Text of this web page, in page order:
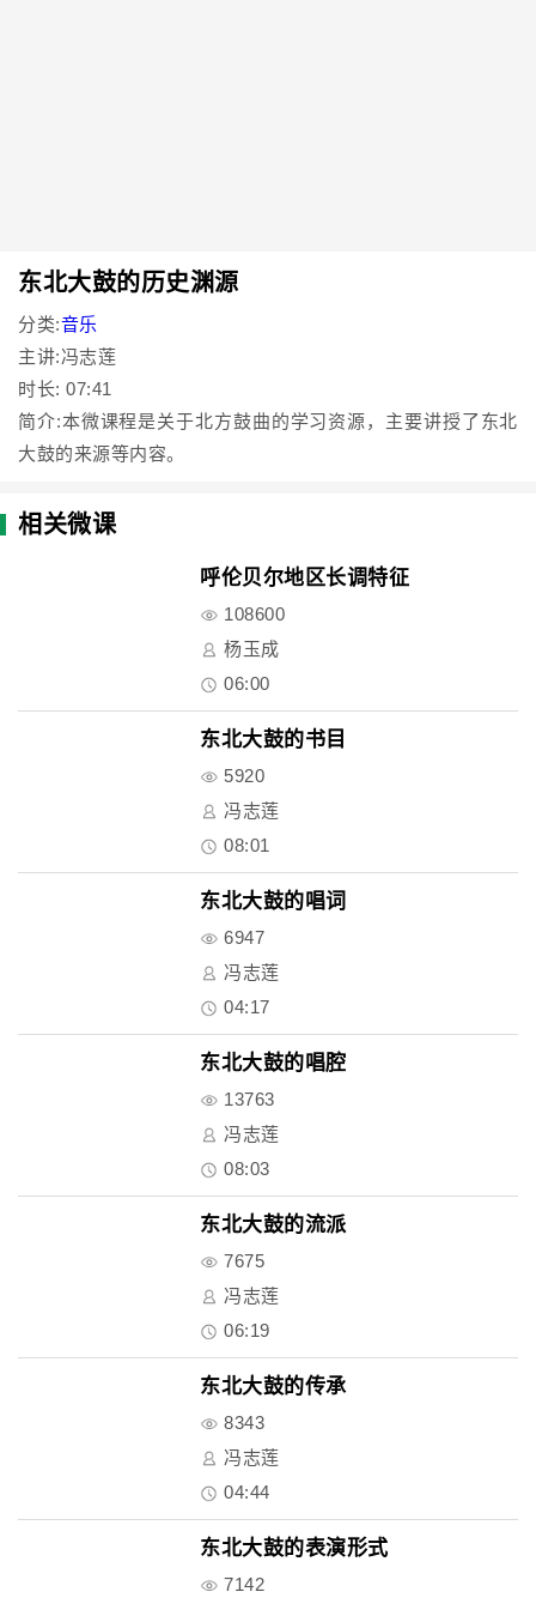
东北大鼓的历史渊源
分类:音乐
主讲:冯志莲
时长: 07:41
简介:本微课程是关于北方鼓曲的学习资源，主要讲授了东北
大鼓的来源等内容。
相关微课
呼伦贝尔地区长调特征
108600
杨玉成
06:00
东北大鼓的书目
5920
冯志莲
08:01
东北大鼓的唱词
6947
冯志莲
04:17
东北大鼓的唱腔
13763
冯志莲
08:03
东北大鼓的流派
7675
冯志莲
06:19
东北大鼓的传承
8343
冯志莲
04:44
东北大鼓的表演形式
7142